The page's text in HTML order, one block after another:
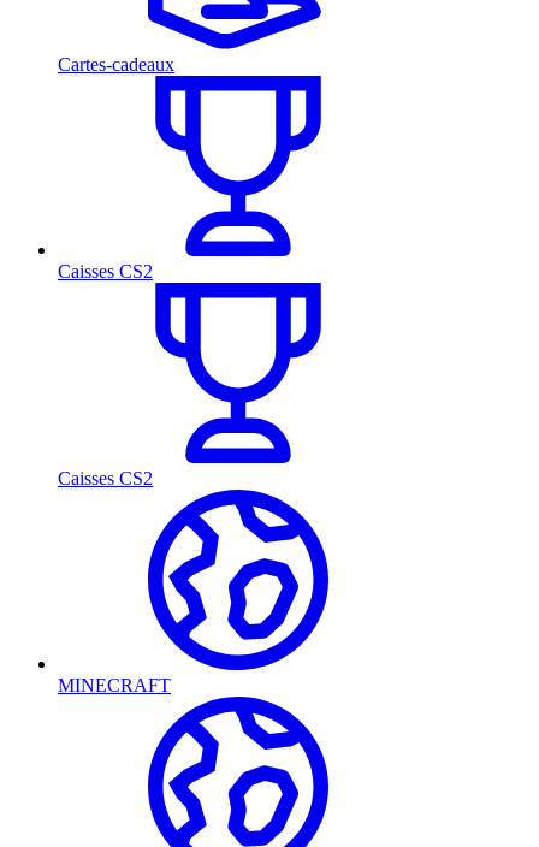
Cartes-cadeaux
Caisses CS2
Caisses CS2
MINECRAFT